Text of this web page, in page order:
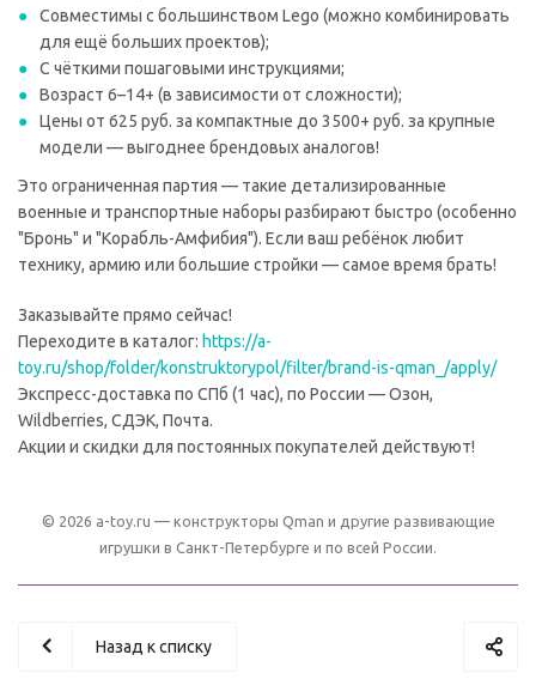
Совместимы с большинством Lego (можно комбинировать
для ещё больших проектов);
С чёткими пошаговыми инструкциями;
Возраст 6–14+ (в зависимости от сложности);
Цены от 625 руб. за компактные до 3500+ руб. за крупные
модели — выгоднее брендовых аналогов!
Это ограниченная партия — такие детализированные
военные и транспортные наборы разбирают быстро (особенно
"Бронь" и "Корабль-Амфибия"). Если ваш ребёнок любит
технику, армию или большие стройки — самое время брать!
Заказывайте прямо сейчас!
Переходите в каталог: https://a-
toy.ru/shop/folder/konstruktorypol/filter/brand-is-qman_/apply/
Экспресс-доставка по СПб (1 час), по России — Озон,
Wildberries, СДЭК, Почта.
Акции и скидки для постоянных покупателей действуют!
© 2026 a-toy.ru — конструкторы Qman и другие развивающие
игрушки в Санкт-Петербурге и по всей России.
Назад к списку